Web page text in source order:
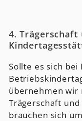
4. Trägerschaft
Sollte es sich
übernehmen wir
Trägerschaft und
brauchen sich